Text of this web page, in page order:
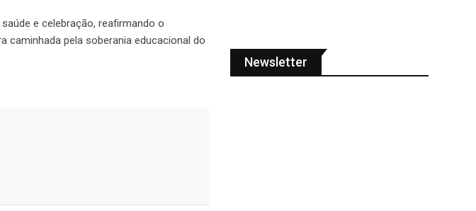
e celebração, reafirmando o
caminhada pela soberania educacional do
Newsletter